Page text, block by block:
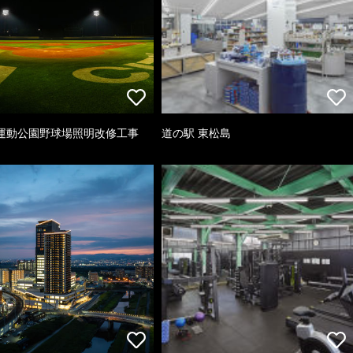
動公園野球場照明改修工事 道の駅 東松島